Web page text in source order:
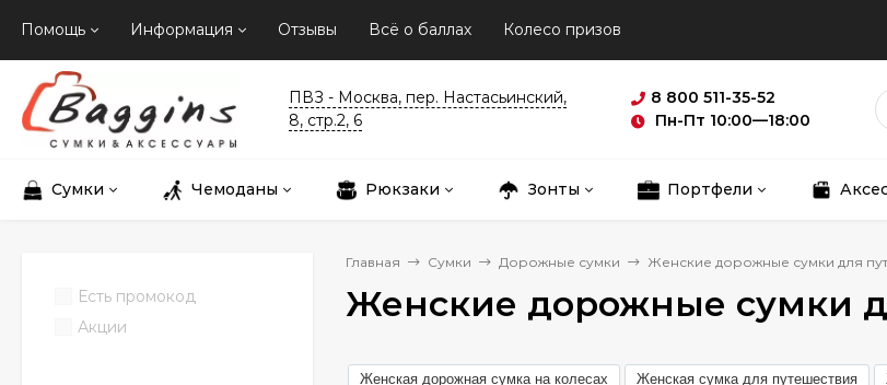
Помощь Информация Отзывы Всё о баллах Колесо призов
ПВЗ - Москва, пер. Настасьинский,
8, стр.2, 6
8 800 511-35-52
Пн-Пт 10:00—18:00
Сумки Чемоданы Рюкзаки Зонты Портфели
Главная Сумки Дорожные сумки Женские дорожные сумки для
Женские дорожные сумки
Женская дорожная сумка на колесах Женская сумка для путешествия
Есть промокод
Акции